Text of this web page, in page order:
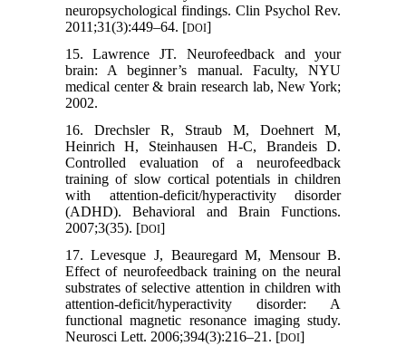
neuropsychological findings. Clin Psychol Rev.
2011;31(3):449–64. [DOI]
15. Lawrence JT. Neurofeedback and your
brain: A beginner’s manual. Faculty, NYU
medical center & brain research lab, New York;
2002.
16. Drechsler R, Straub M, Doehnert M,
Heinrich H, Steinhausen H-C, Brandeis D.
Controlled evaluation of a neurofeedback
training of slow cortical potentials in children
with attention-deficit/hyperactivity disorder
(ADHD). Behavioral and Brain Functions.
2007;3(35). [DOI]
17. Levesque J, Beauregard M, Mensour B.
Effect of neurofeedback training on the neural
substrates of selective attention in children with
attention-deficit/hyperactivity disorder: A
functional magnetic resonance imaging study.
Neurosci Lett. 2006;394(3):216–21. [DOI]